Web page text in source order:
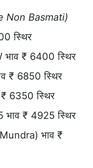
Non Basmati)
स्थिर
₹ 6400 स्थिर
₹ 6850 स्थिर
6350 स्थिर
₹ 4925 स्थिर
भाव ₹